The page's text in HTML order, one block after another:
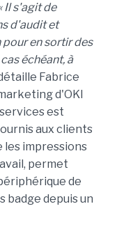
Il s'agit de
d'audit et
en sortir des
échéant, à
Fabrice
d'OKI
est
aux clients
les impressions
permet
de
badge depuis un